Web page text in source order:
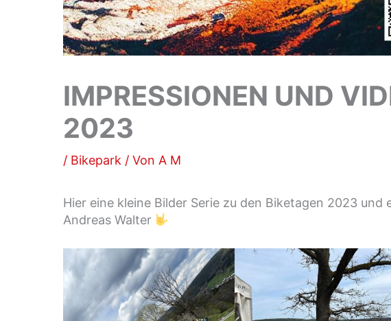
IMPRESSIONEN UND
2023
/ Bikepark / Von A M
Hier eine kleine Bilder Serie zu den Biketagen 2023 und
Andreas Walter